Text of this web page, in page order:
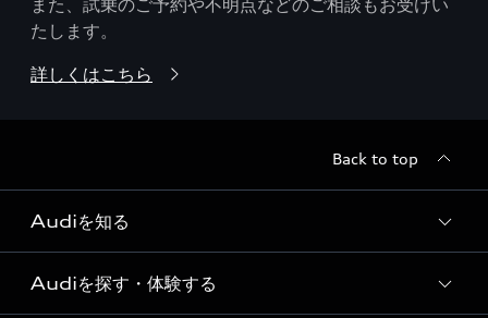
また、試乗のご予約や不明点などのご相談もお受けい
たします。
詳しくはこちら
Back to top
Audiを知る
Audi ブランド
Audiを探す・体験する